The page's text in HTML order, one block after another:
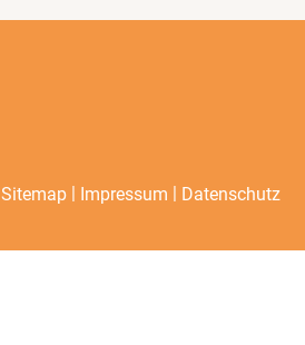
Sitemap | Impressum | Datenschutz